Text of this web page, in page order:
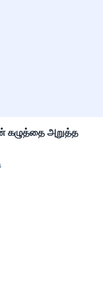
கழுத்தை அறுத்த